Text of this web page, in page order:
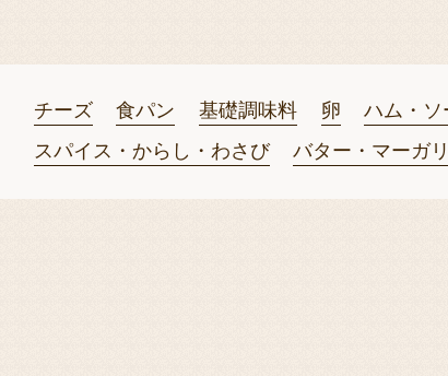
チーズ 食パン 基礎調味料 卵 ハム・ソ
スパイス・からし・わさび
バター・マーガ